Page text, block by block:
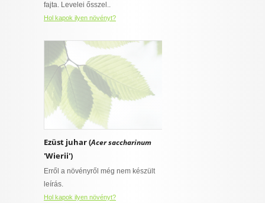
fajta. Levelei ősszel..
Hol kapok ilyen növényt?
Ezüst juhar (Acer saccharinum
'Wierii')
Erről a növényről még nem készült
leírás.
Hol kapok ilyen növényt?